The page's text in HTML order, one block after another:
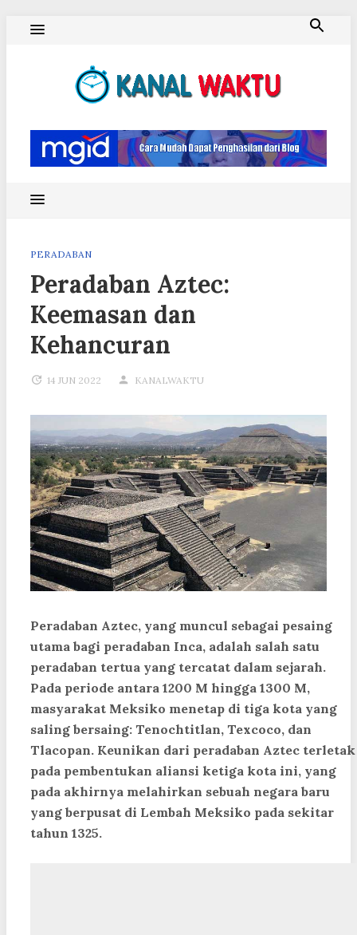
PERADABAN
Peradaban Aztec:
Keemasan dan
Kehancuran
14 JUN 2022 KANALWAKTU
Peradaban Aztec, yang muncul sebagai pesaing
utama bagi peradaban Inca, adalah salah satu
peradaban tertua yang tercatat dalam sejarah.
Pada periode antara 1200 M hingga 1300 M,
masyarakat Meksiko menetap di tiga kota yang
saling bersaing: Tenochtitlan, Texcoco, dan
Tlacopan. Keunikan dari peradaban Aztec terletak
pada pembentukan aliansi ketiga kota ini, yang
pada akhirnya melahirkan sebuah negara baru
yang berpusat di Lembah Meksiko pada sekitar
tahun 1325.